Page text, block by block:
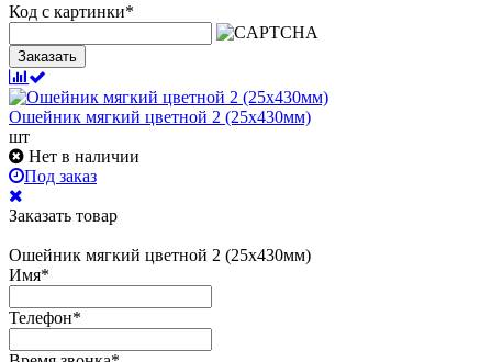
Код с картинки*
Заказать
Ошейник мягкий цветной 2 (25х430мм)
шт
Нет в наличии
Под заказ
Заказать товар
Ошейник мягкий цветной 2 (25х430мм)
Имя*
Телефон*